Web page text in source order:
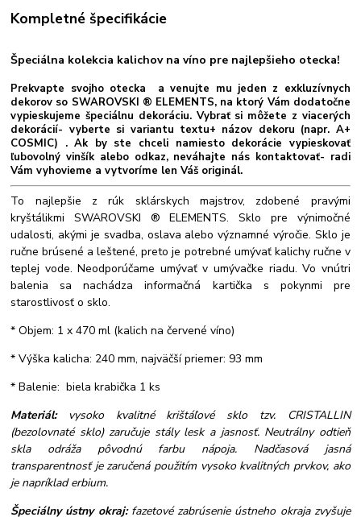
Kompletné špecifikácie
Špeciálna kolekcia kalichov na víno pre najlepšieho otecka!
Prekvapte svojho otecka a venujte mu jeden z exkluzívnych
dekorov so SWAROVSKI ® ELEMENTS, na ktorý Vám dodatočne
vypieskujeme špeciálnu dekoráciu. Vybrať si môžete z viacerých
dekorácií- vyberte si variantu textu+ názov dekoru (napr. A+
COSMIC) . Ak by ste chceli namiesto dekorácie vypieskovať
ľubovolný vinšík alebo odkaz, neváhajte nás kontaktovať- radi
Vám vyhovieme a vytvoríme len Váš originál.
To najlepšie z rúk sklárskych majstrov, zdobené pravými
kryštálikmi SWAROVSKI ® ELEMENTS. Sklo pre výnimočné
udalosti, akými je svadba, oslava alebo významné výročie. Sklo je
ručne brúsené a leštené, preto je potrebné umývať kalichy ručne v
teplej vode. Neodporúčame umývať v umývačke riadu. Vo vnútri
balenia sa nachádza informačná kartička s pokynmi pre
starostlivosť o sklo.
* Objem: 1 x 470 ml (kalich na červené víno)
* Výška kalicha: 240 mm, najväčší priemer: 93 mm
* Balenie: biela krabička 1 ks
Materiál:
vysoko kvalitné krištáľové sklo tzv. CRISTALLIN
(bezolovnaté sklo) zaručuje stály lesk a jasnosť. Neutrálny odtieň
skla odráža pôvodnú farbu nápoja. Nadčasová jasná
transparentnosť je zaručená použitím vysoko kvalitných prvkov, ako
je napríklad erbium.
Špeciálny ústny okraj: fazetové zabrúsenie ústneho okraja zvyšuje